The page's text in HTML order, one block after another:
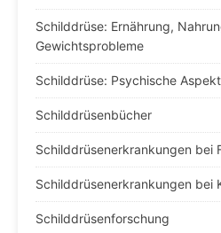
Schilddrüse: Ernährung,
Gewichtsprobleme
Schilddrüse: Psychische
Schilddrüsenbücher
Schilddrüsenerkrankungen bei
Schilddrüsenerkrankungen bei
Schilddrüsenforschung